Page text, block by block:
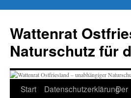
springen
Wattenrat
Naturschutz für
Start DatenschutzerklärungDer